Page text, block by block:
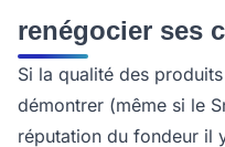
renégocier ses
Si la qualité des
démontrer (même si le
réputation du fondeur il